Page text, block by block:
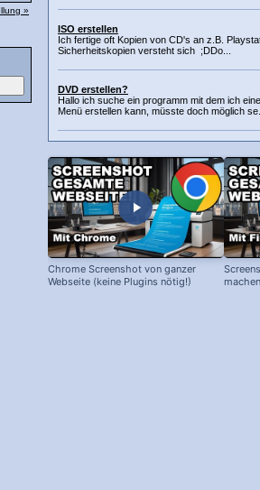
»
ISO erstellen
Ich fertige oft Kopien von CD's an z.B.
Sicherheitskopien versteht sich ;DDo...
DVD erstellen?
Hallo ich suche ein programm mit dem ich
Menü erstellen kann, müsste doch möglich se...
Chrome Screenshot von ganzer
Webseite (keine Plugins nötig!)